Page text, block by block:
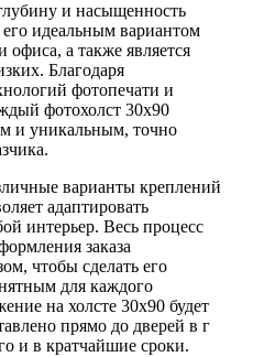
и насыщенность
идеальным вариантом
офиса, а также является
Благодаря
фотопечати и
фотохолст 30х90
и уникальным, точно
варианты креплений
адаптировать
интерьер. Весь процесс
заказа
чтобы сделать его
для каждого
на холсте 30х90 будет
прямо до дверей в г
и в кратчайшие сроки.